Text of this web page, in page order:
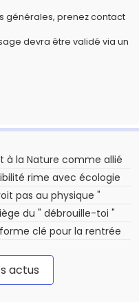
générales, prenez contact
devra être validé via un
à la Nature comme allié
rime avec écologie
pas au physique "
du " débrouille-toi "
clé pour la rentrée
actus